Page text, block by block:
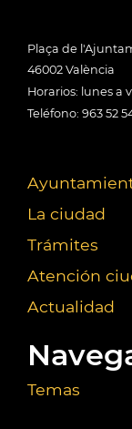
Plaça de
46002 València
Horarios: lunes a
Teléfono: 963 52
La ciudad
Trámites
Atención
Actualidad
Temas